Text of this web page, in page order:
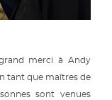
merci à Andy
tant que maîtres de
sont venues